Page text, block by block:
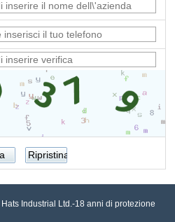
Industrial Ltd.-18 anni di protezione